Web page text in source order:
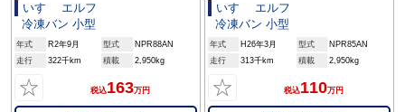
いすゞ エルフ
冷凍バン 小型
年式 R2年9月 型式
NPR88AN
走行
322千km 積載 2,950kg
☆ 税込163万円
いすゞ エルフ
冷凍バン 小型
年式 H26年3月 型式
NPR85AN
走行
313千km 積載 2,950kg
☆ 税込110万円